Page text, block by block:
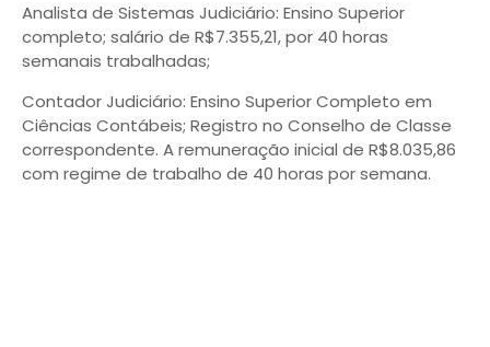
Analista de Sistemas Judiciário: Ensino Superior
completo; salário de R$7.355,21, por 40 horas
semanais trabalhadas;
Contador Judiciário: Ensino Superior Completo em
Ciências Contábeis; Registro no Conselho de Classe
correspondente. A remuneração inicial de R$8.035,86
com regime de trabalho de 40 horas por semana.